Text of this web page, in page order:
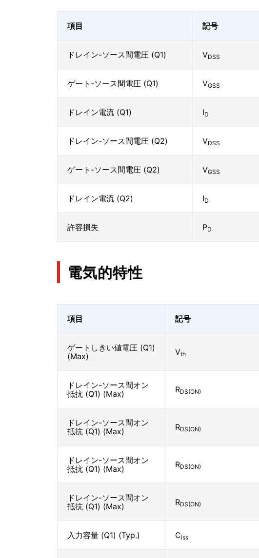
項目 記号
ドレイン-ソース間電圧 (Q1) VDSS
ゲート-ソース間電圧 (Q1) VGSS
ドレイン電流 (Q1) ID
ドレイン-ソース間電圧 (Q2) VDSS
ゲート-ソース間電圧 (Q2) VGSS
ドレイン電流 (Q2) ID
許容損失 PD
電気的特性
項目 記号
ゲートしきい値電圧 (Q1)
(Max)
Vth
ドレイン-ソース間オン
抵抗 (Q1) (Max)
RDS(ON)
ドレイン-ソース間オン
抵抗 (Q1) (Max)
RDS(ON)
ドレイン-ソース間オン
抵抗 (Q1) (Max)
RDS(ON)
ドレイン-ソース間オン
抵抗 (Q1) (Max)
RDS(ON)
入力容量 (Q1) (Typ.) Ciss